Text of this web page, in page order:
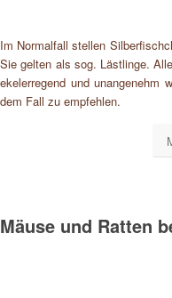
Im Normalfall stellen
Sie gelten als sog. Lästlinge.
ekelerregend und unangenehm
dem Fall zu empfehlen.
Mäuse und Ratten